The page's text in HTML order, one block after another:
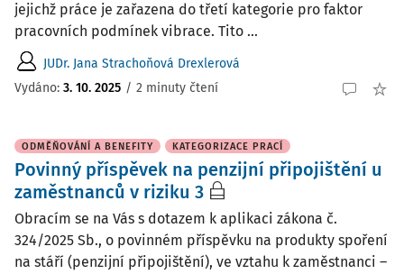
jejichž práce je zařazena do třetí kategorie pro faktor
pracovních podmínek vibrace. Tito ...
JUDr. Jana Strachoňová Drexlerová
Vydáno: 3. 10. 2025 / 2 minuty čtení
ODMĚŇOVÁNÍ A BENEFITY KATEGORIZACE PRACÍ
Povinný příspěvek na penzijní připojištění u
zaměstnanců v riziku 3
Obracím se na Vás s dotazem k aplikaci zákona č.
324/2025 Sb., o povinném příspěvku na produkty spoření
na stáří (penzijní připojištění), ve vztahu k zaměstnanci –